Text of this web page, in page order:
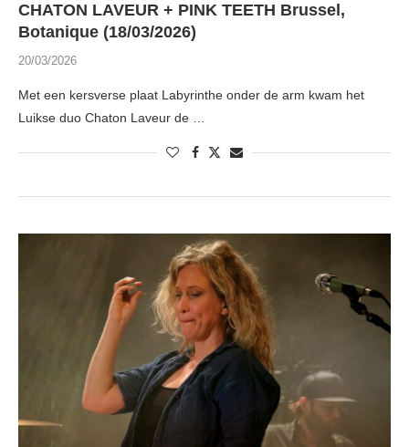
CHATON LAVEUR + PINK TEETH Brussel,
Botanique (18/03/2026)
20/03/2026
Met een kersverse plaat Labyrinthe onder de arm kwam het
Luikse duo Chaton Laveur de …